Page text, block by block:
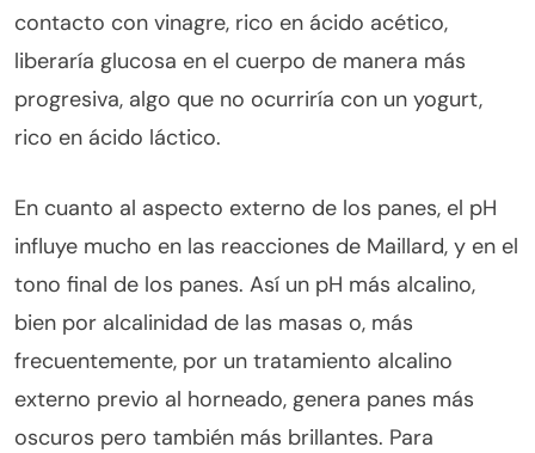
contacto con vinagre, rico en ácido acético,
liberaría glucosa en el cuerpo de manera más
progresiva, algo que no ocurriría con un yogurt,
rico en ácido láctico.
En cuanto al aspecto externo de los panes, el pH
influye mucho en las reacciones de Maillard, y en el
tono final de los panes. Así un pH más alcalino,
bien por alcalinidad de las masas o, más
frecuentemente, por un tratamiento alcalino
externo previo al horneado, genera panes más
oscuros pero también más brillantes. Para